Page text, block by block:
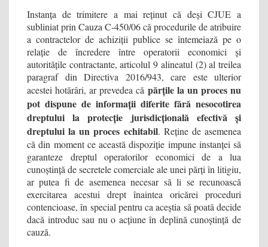
Instanța de trimitere a mai reținut că deși CJUE a
subliniat prin Cauza C‑450/06 că procedurile de atribuire
a contractelor de achiziții publice se întemeiază pe o
relație de încredere între operatorii economici și
autoritățile contractante, articolul 9 alineatul (2) al treilea
paragraf din Directiva 2016/943, care este ulterior
acestei hotărâri, ar prevedea că părțile la un proces nu
pot dispune de informații diferite fără nesocotirea
dreptului la protecție jurisdicțională efectivă și
dreptului la un proces echitabil. Reține de asemenea
că din moment ce această dispoziție impune instanței să
garanteze dreptul operatorilor economici de a lua
cunoștință de secretele comerciale ale unei părți în litigiu,
ar putea fi de asemenea necesar să li se recunoască
exercitarea acestui drept înaintea oricărei proceduri
contencioase, în special pentru ca aceștia să poată decide
dacă introduc sau nu o acțiune în deplină cunoștință de
cauză.